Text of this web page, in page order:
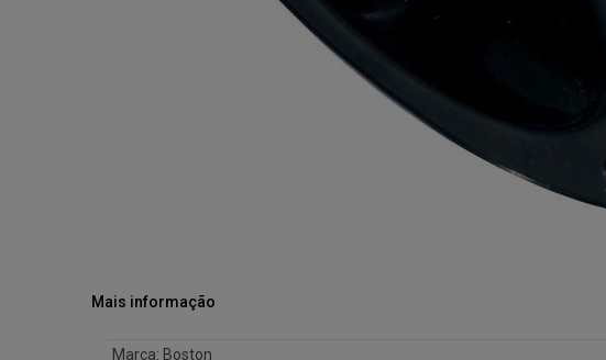
Mais informação
Marca: Boston